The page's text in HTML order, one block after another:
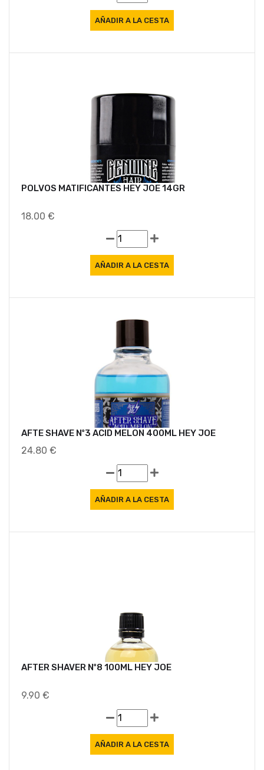
POLVOS MATIFICANTES HEY JOE 14GR
18.00 €
AFTE SHAVE Nº3 ACID MELON 400ML HEY JOE
24.80 €
AFTER SHAVER Nº8 100ML HEY JOE
9.90 €